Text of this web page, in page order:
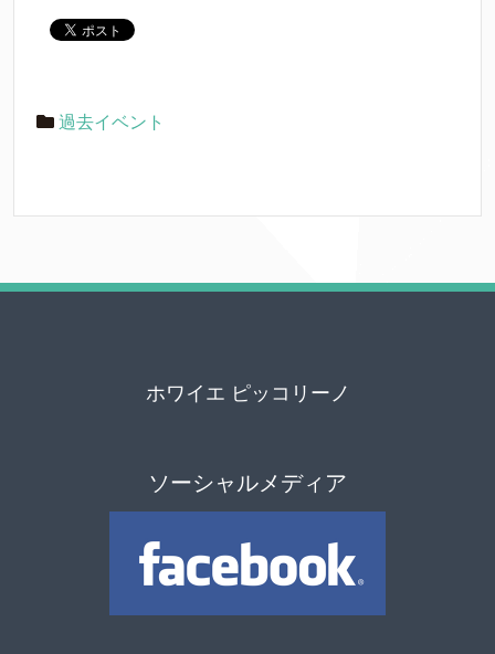
過去イベント
ホワイエ ピッコリーノ
ソーシャルメディア